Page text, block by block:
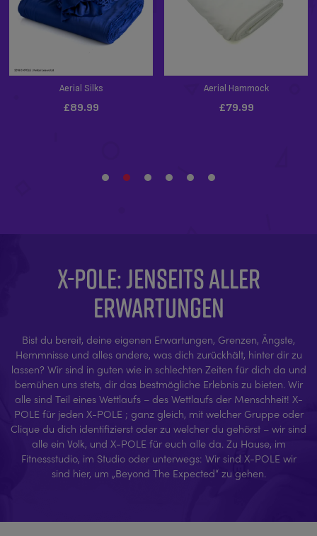
X-POLE: JENSEITS ALLER
ERWARTUNGEN
Bist du bereit, deine eigenen Erwartungen, Grenzen, Ängste,
Hemmnisse und alles andere, was dich zurückhält, hinter dir zu
lassen? Wir sind in guten wie in schlechten Zeiten für dich da und
bemühen uns stets, dir das bestmögliche Erlebnis zu bieten. Wir
alle sind Teil eines Wettlaufs – des Wettlaufs der Menschheit! X-
POLE für jeden X-POLE ; ganz gleich, mit welcher Gruppe oder
Clique du dich identifizierst oder zu welcher du gehörst – wir sind
alle ein Volk, und X-POLE für euch alle da. Zu Hause, im
Fitnessstudio, im Studio oder unterwegs: Wir sind X-POLE wir
sind hier, um „Beyond The Expected“ zu gehen.